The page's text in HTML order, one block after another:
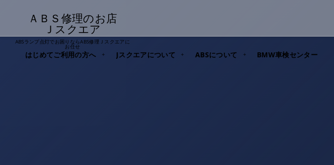
ＡＢＳ修理のお店
Ｊスクエア
ABSランプ点灯でお困りならABS修理Ｊスクエアに
お任せ
はじめてご利用の方へ Jスクエアについて ABSについて BMW車検センター